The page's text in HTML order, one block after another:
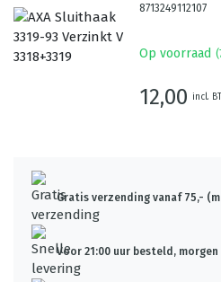
8713249112107
Op voorraad (
12,00 incl.
Gratis verzending vanaf 75,-
Voor 21:00 uur besteld,